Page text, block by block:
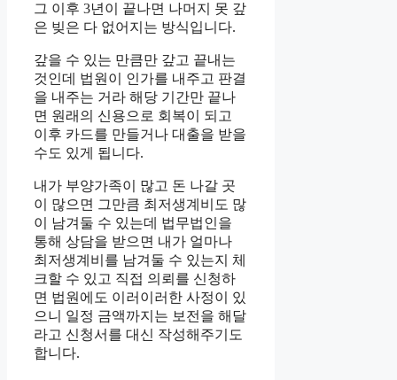
그 이후 3년이 끝나면 나머지 못 갚
은 빚은 다 없어지는 방식입니다.
갚을 수 있는 만큼만 갚고 끝내는
것인데 법원이 인가를 내주고 판결
을 내주는 거라 해당 기간만 끝나
면 원래의 신용으로 회복이 되고
이후 카드를 만들거나 대출을 받을
수도 있게 됩니다.
내가 부양가족이 많고 돈 나갈 곳
이 많으면 그만큼 최저생계비도 많
이 남겨둘 수 있는데 법무법인을
통해 상담을 받으면 내가 얼마나
최저생계비를 남겨둘 수 있는지 체
크할 수 있고 직접 의뢰를 신청하
면 법원에도 이러이러한 사정이 있
으니 일정 금액까지는 보전을 해달
라고 신청서를 대신 작성해주기도
합니다.